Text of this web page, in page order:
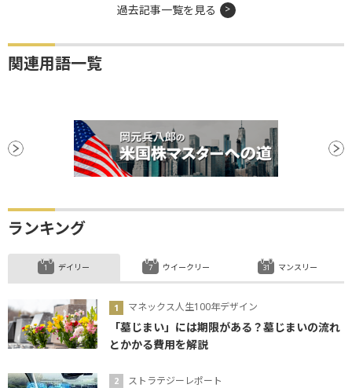
過去記事一覧を見る
関連用語一覧
ランキング
デイリー
マネックス人生100年デザイン
「墓じまい」には期限がある？墓じまいの流れ
とかかる費用を解説
ストラテジーレポート
ウイークリー マンスリー